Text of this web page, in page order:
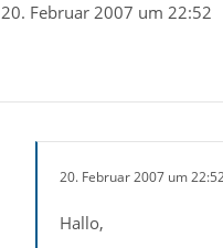
20. Februar 2007 um 22:52
20. Februar 2007 um
Hallo,